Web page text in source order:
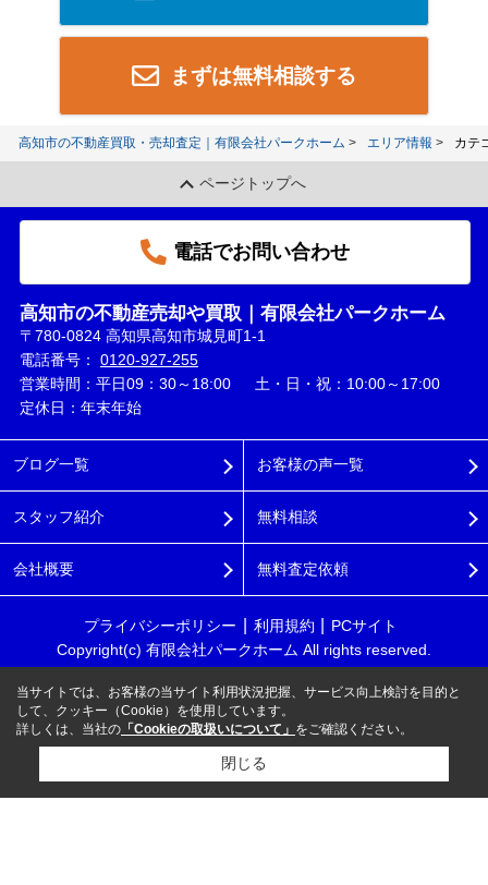
まずは無料相談する
高知市の不動産買取・売却査定｜有限会社パークホーム エリア情報 カテ
ページトップへ
電話でお問い合わせ
高知市の不動産売却や買取｜有限会社パークホーム
〒780-0824 高知県高知市城見町1-1
電話番号： 0120-927-255
営業時間：平日09：30～18:00 土・日・祝：10:00～17:00
定休日：年末年始
ブログ一覧
スタッフ紹介
会社概要
お客様の声一覧
無料相談
無料査定依頼
プライバシーポリシー 利用規約
PCサイト
Copyright(c) 有限会社パークホーム All rights reserved.
当サイトでは、お客様の当サイト利用状況把握、サービス向上検討を目的と
して、クッキー（Cookie）を使用しています。
詳しくは、当社の 「Cookieの取扱いについて」 をご確認ください。
閉じる